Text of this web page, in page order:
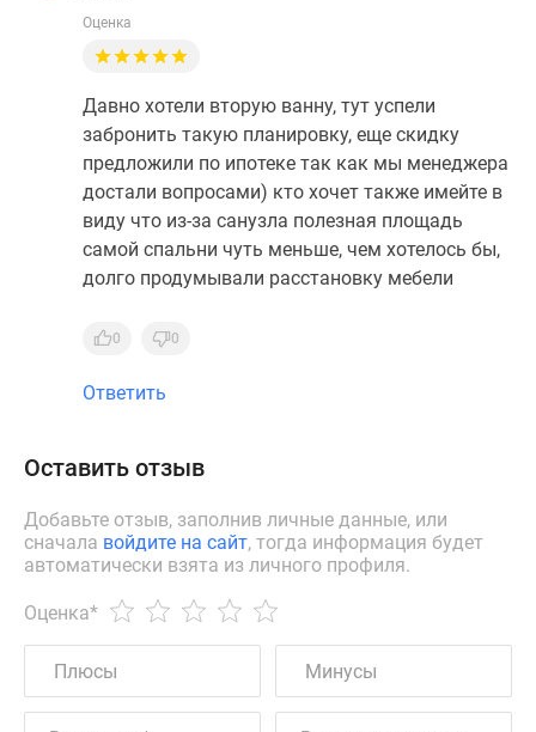
Оценка
Давно хотели вторую ванну, тут успели
забронить такую планировку, еще скидку
предложили по ипотеке так как мы менеджера
достали вопросами) кто хочет также имейте в
виду что из-за санузла полезная площадь
самой спальни чуть меньше, чем хотелось бы,
долго продумывали расстановку мебели
0 0
Ответить
Оставить отзыв
Добавьте отзыв, заполнив личные данные, или
сначала войдите на сайт, тогда информация будет
автоматически взята из личного профиля.
Оценка*